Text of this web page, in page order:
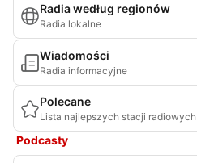
Radia według regionów
Radia lokalne
Wiadomości
Radia informacyjne
Polecane
Lista najlepszych stacji radiowych
Podcasty